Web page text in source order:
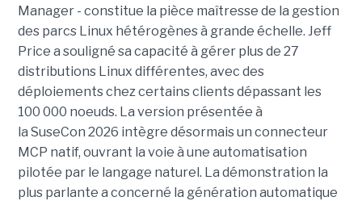
Manager - constitue la pièce maîtresse de la gestion
des parcs Linux hétérogènes à grande échelle. Jeff
Price a souligné sa capacité à gérer plus de 27
distributions Linux différentes, avec des
déploiements chez certains clients dépassant les
100 000 noeuds. La version présentée à
la SuseCon 2026 intègre désormais un connecteur
MCP natif, ouvrant la voie à une automatisation
pilotée par le langage naturel. La démonstration la
plus parlante a concerné la génération automatique